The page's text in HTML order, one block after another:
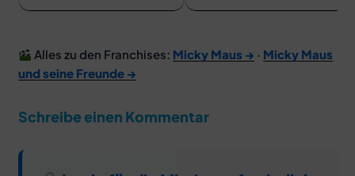
Alles zu den Franchises: Micky Maus → · Micky Maus
und seine Freunde →
Schreibe einen Kommentar